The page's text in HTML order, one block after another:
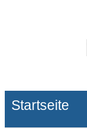
Website
Suche…
Sektionen
Startseite